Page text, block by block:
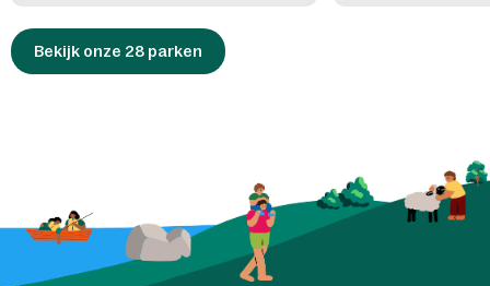
Bekijk onze 28 parken